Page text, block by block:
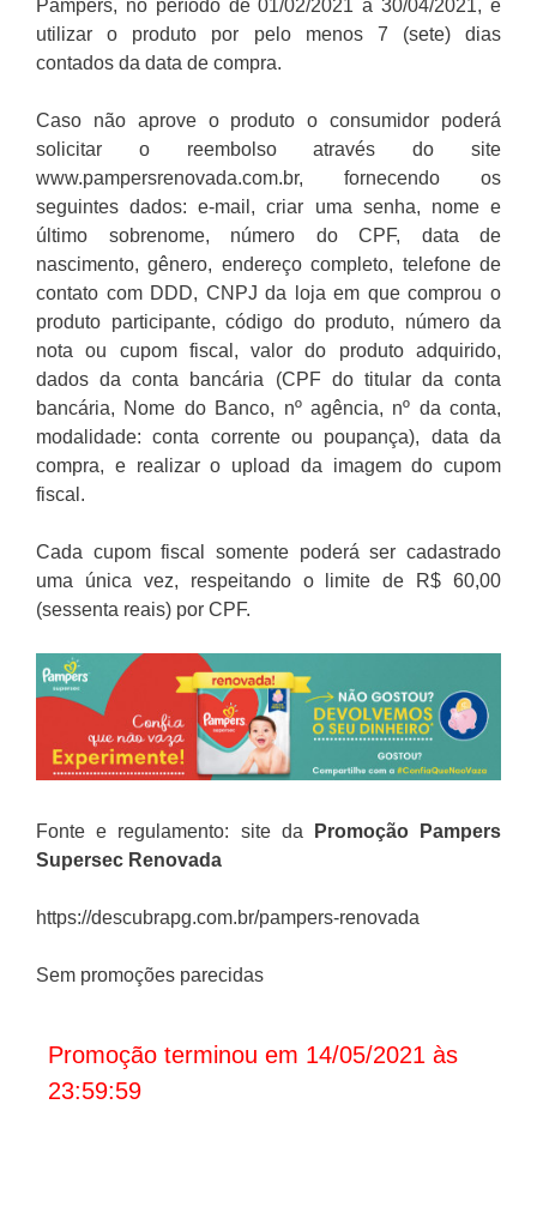
Pampers, no período de 01/02/2021 a 30/04/2021, e
utilizar o produto por pelo menos 7 (sete) dias
contados da data de compra.
Caso não aprove o produto o consumidor poderá
solicitar o reembolso através do site
www.pampersrenovada.com.br, fornecendo os
seguintes dados: e-mail, criar uma senha, nome e
último sobrenome, número do CPF, data de
nascimento, gênero, endereço completo, telefone de
contato com DDD, CNPJ da loja em que comprou o
produto participante, código do produto, número da
nota ou cupom fiscal, valor do produto adquirido,
dados da conta bancária (CPF do titular da conta
bancária, Nome do Banco, nº agência, nº da conta,
modalidade: conta corrente ou poupança), data da
compra, e realizar o upload da imagem do cupom
fiscal.
Cada cupom fiscal somente poderá ser cadastrado
uma única vez, respeitando o limite de R$ 60,00
(sessenta reais) por CPF.
Fonte e regulamento: site daPromoção
Pampers
Supersec Renovada
https://descubrapg.com.br/pampers-renovada
Sem promoções parecidas
Promoção terminou em 14/05/2021 às
23:59:59